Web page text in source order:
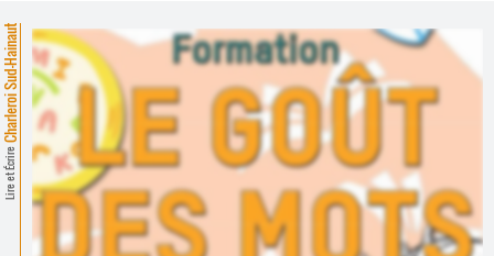
Comprendre et parler
Bienvenue en Belgique
Espace presse
Contacts
Trouver un lieu d’alphabétisation
Lire et Écrire
Charleroi Sud-Hainaut